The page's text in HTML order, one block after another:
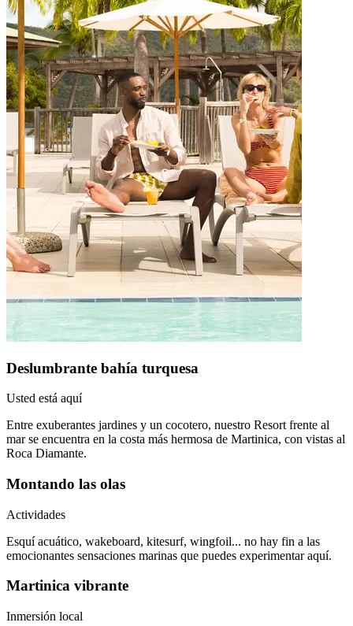
Deslumbrante bahía turquesa
Usted está aquí
Entre exuberantes jardines y un cocotero, nuestro Resort frente al
mar se encuentra en la costa más hermosa de Martinica, con vistas al
Roca Diamante.
Montando las olas
Actividades
Esquí acuático, wakeboard, kitesurf, wingfoil... no hay fin a las
emocionantes sensaciones marinas que puedes experimentar aquí.
Martinica vibrante
Inmersión local